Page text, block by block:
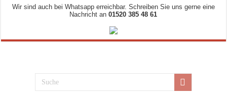
Wir sind auch bei Whatsapp erreichbar. Schreiben Sie uns gerne eine
Nachricht an01520 385 48 61